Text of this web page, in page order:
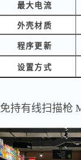
最大电流
外壳材质
程序更新
设置方式
免持有线扫描枪